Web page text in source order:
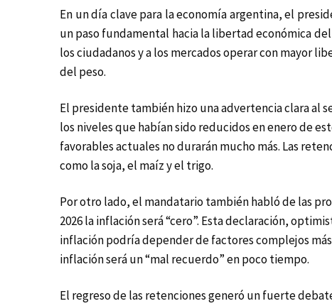
En un día clave para la economía argentina, el
un paso fundamental hacia la libertad económica
los ciudadanos y a los mercados operar con mayor
del peso.
El presidente también hizo una advertencia clara al
los niveles que habían sido reducidos en enero de
favorables actuales no durarán mucho más. Las
como la soja, el maíz y el trigo.
Por otro lado, el mandatario también habló de las
2026 la inflación será “cero”. Esta declaración,
inflación podría depender de factores complejos
inflación será un “mal recuerdo” en poco tiempo.
El regreso de las retenciones generó un fuerte